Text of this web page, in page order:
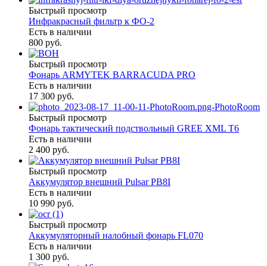
Быстрый просмотр
Инфракрасный фильтр к ФО-2
Есть в наличии
800 руб.
Быстрый просмотр
Фонарь ARMYTEK BARRACUDA PRO
Есть в наличии
17 300 руб.
Быстрый просмотр
Фонарь тактический подствольный GREE XML T6
Есть в наличии
2 400 руб.
Быстрый просмотр
Аккумулятор внешний Pulsar PB8I
Есть в наличии
10 990 руб.
Быстрый просмотр
Аккумуляторный налобный фонарь FL070
Есть в наличии
1 300 руб.